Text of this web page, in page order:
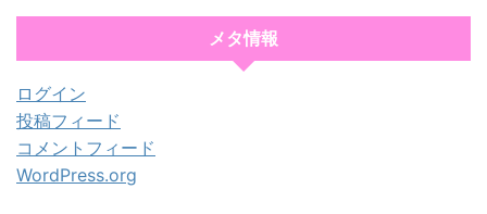
メタ情報
ログイン
投稿フィード
コメントフィード
WordPress.org